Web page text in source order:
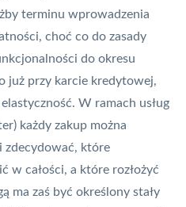
terminu wprowadzenia
choć co do zasady
do okresu
już przy karcie kredytowej,
W ramach usług
każdy zakup można
które
w całości, a które rozłożyć
ma zaś być określony stały